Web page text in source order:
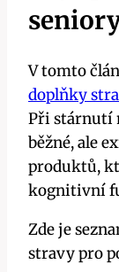
V tomto
doplňky
Při stárnutí
běžné, ale
produktů,
kognitivní
Zde je
stravy pro